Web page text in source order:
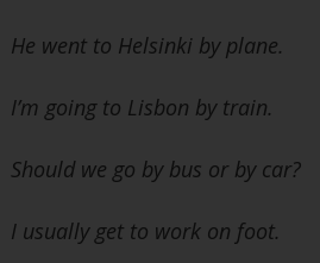
He went to Helsinki by plane.
I’m going to Lisbon by train.
Should we go by bus or by car?
I usually get to work on foot.